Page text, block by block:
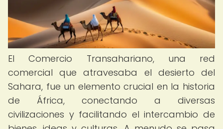
El Comercio Transahariano, una red
comercial que atravesaba el desierto del
Sahara, fue un elemento crucial en la historia
de África, conectando a diversas
civilizaciones y facilitando el intercambio de